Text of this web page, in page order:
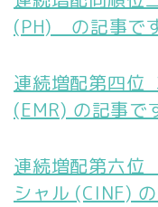
(PH) の記事で
連続増配第四位
(EMR) の記事で
連続増配第六位
シャル (CINF)